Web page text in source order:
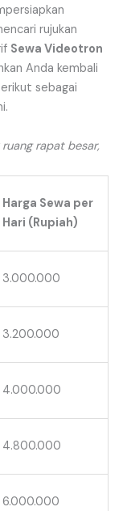
rujukan
Sewa Videotron
Anda kembali
sebagai
rapat besar,
Harga Sewa per
Hari (Rupiah)
3.000.000
3.200.000
4.000.000
4.800.000
6.000.000